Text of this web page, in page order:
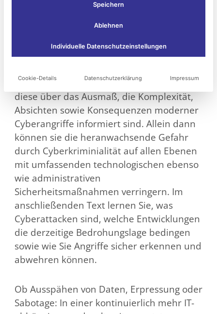
Internetbedrohungen: Die dunkle Gefahr
Internetangriffe treffen Unternehmen
Desto bedeutender ist es folglich, dass
diese über das Ausmaß, die Komplexität,
Absichten sowie Konsequenzen moderner
Cyberangriffe informiert sind. Allein dann
können sie die heranwachsende Gefahr
durch Cyberkriminialität auf allen Ebenen
mit umfassenden technologischen ebenso
wie administrativen
Sicherheitsmaßnahmen verringern. Im
anschließenden Text lernen Sie, was
Cyberattacken sind, welche Entwicklungen
die derzeitige Bedrohungslage bedingen
sowie wie Sie Angriffe sicher erkennen und
abwehren können.
Ob Ausspähen von Daten, Erpressung oder
Sabotage: In einer kontinuierlich mehr IT-
Speichern
Ablehnen
Individuelle Datenschutzeinstellungen
Cookie-Details Datenschutzerklärung Impressum